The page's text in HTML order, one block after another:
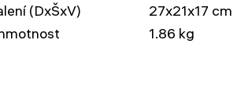
(DxŠxV)
27x21x17 cm
1.86 kg